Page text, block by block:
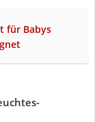
für Babys